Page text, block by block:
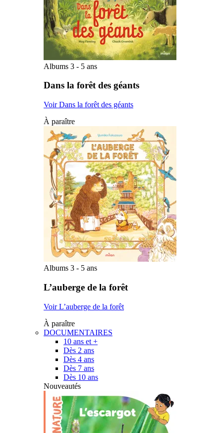
Albums 3 - 5 ans
Dans la forêt des géants
Voir Dans la forêt des géants
À paraître
Albums 3 - 5 ans
L’auberge de la forêt
Voir L’auberge de la forêt
À paraître
DOCUMENTAIRES
10 ans et +
Dès 2 ans
Dès 4 ans
Dès 7 ans
Dès 10 ans
Nouveautés